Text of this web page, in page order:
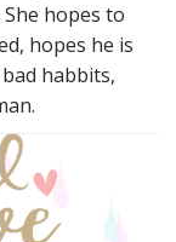
hopes to
hopes he is
habbits,